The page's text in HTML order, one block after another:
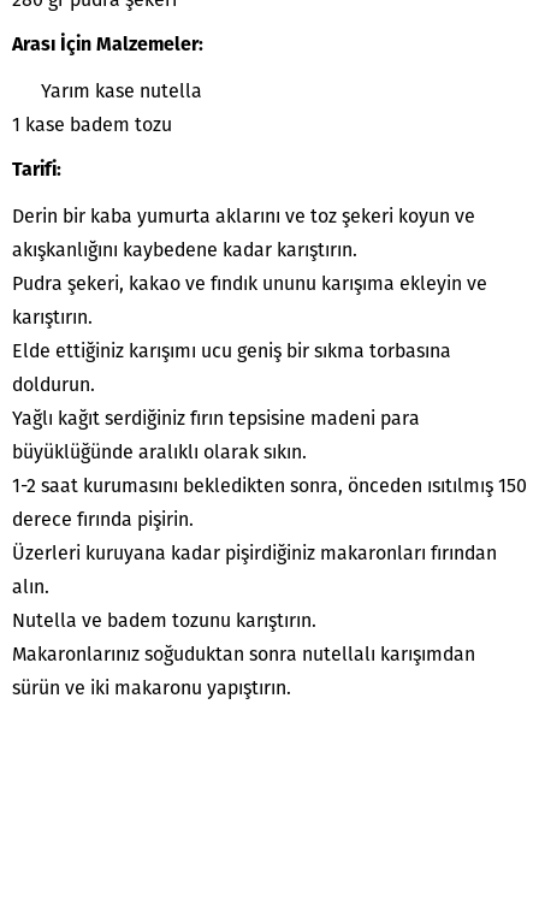
Arası İçin Malzemeler:
Yarım kase nutella
1 kase badem tozu
Tarifi:
Derin bir kaba yumurta aklarını ve toz şekeri koyun ve
akışkanlığını kaybedene kadar karıştırın.
Pudra şekeri, kakao ve fındık ununu karışıma ekleyin ve
karıştırın.
Elde ettiğiniz karışımı ucu geniş bir sıkma torbasına
doldurun.
Yağlı kağıt serdiğiniz fırın tepsisine madeni para
büyüklüğünde aralıklı olarak sıkın.
1-2 saat kurumasını bekledikten sonra, önceden ısıtılmış 150
derece fırında pişirin.
Üzerleri kuruyana kadar pişirdiğiniz makaronları fırından
alın.
Nutella ve badem tozunu karıştırın.
Makaronlarınız soğuduktan sonra nutellalı karışımdan
sürün ve iki makaronu yapıştırın.